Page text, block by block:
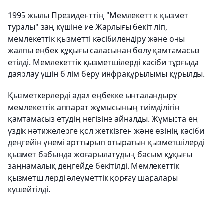
1995 жылы Президенттің "Мемлекеттік қызмет
туралы" заң күшіне ие Жарлығы бекітіліп,
мемлекеттік қызметті кәсібилендіру және оны
жалпы еңбек құқығы саласынан бөлу қамтамасыз
етілді. Мемлекеттік қызметшілерді кәсіби тұрғыда
даярлау үшін білім беру инфрақұрылымы құрылды.
Қызметкерлерді адал еңбекке ынталандыру
мемлекеттік аппарат жұмысының тиімділігін
қамтамасыз етудің негізіне айналды. Жұмыста ең
үздік нәтижелерге қол жеткізген және өзінің кәсіби
деңгейін үнемі арттырып отыратын қызметшілерді
қызмет бабында жоғарылатудың басым құқығы
заңнамалық деңгейде бекітілді. Мемлекеттік
қызметшілерді әлеуметтік қорғау шаралары
күшейтілді.